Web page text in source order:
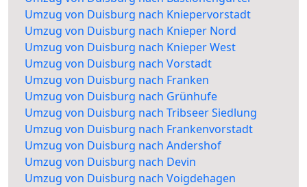
Umzug von Duisburg nach Kniepervorstadt
Umzug von Duisburg nach Knieper Nord
Umzug von Duisburg nach Knieper West
Umzug von Duisburg nach Vorstadt
Umzug von Duisburg nach Franken
Umzug von Duisburg nach Grünhufe
Umzug von Duisburg nach Tribseer Siedlung
Umzug von Duisburg nach Frankenvorstadt
Umzug von Duisburg nach Andershof
Umzug von Duisburg nach Devin
Umzug von Duisburg nach Voigdehagen